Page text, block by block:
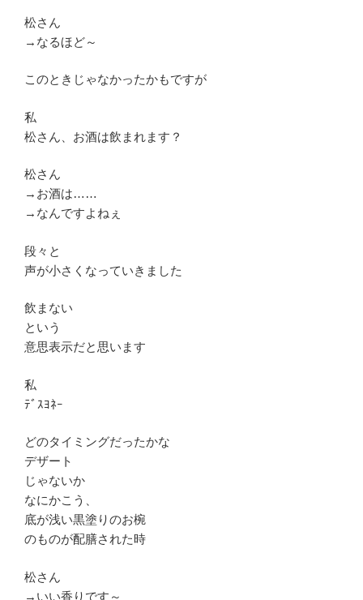
松さん
→なるほど～
このときじゃなかったかもですが
私
松さん、お酒は飲まれます？
松さん
→お酒は……
→なんですよねぇ
段々と
声が小さくなっていきました
飲まない
という
意思表示だと思います
私
ﾃﾞｽﾖﾈｰ
どのタイミングだったかな
デザート
じゃないか
なにかこう、
底が浅い黒塗りのお椀
のものが配膳された時
松さん
→いい香りです～